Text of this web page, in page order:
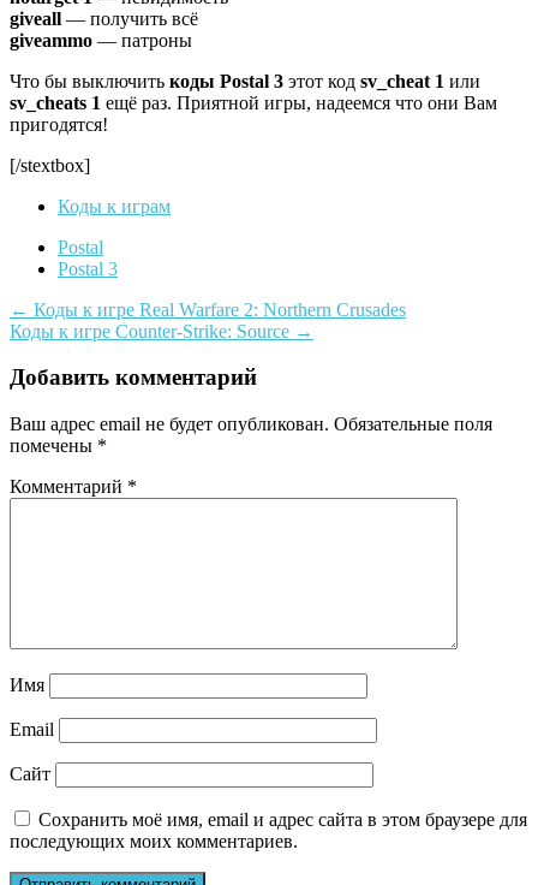
giveall — получить всё
giveammo — патроны
Что бы выключить коды Postal 3 этот код sv_cheat 1 или
sv_cheats 1 ещё раз. Приятной игры, надеемся что они Вам
пригодятся!
[/stextbox]
Коды к играм
Postal
Postal 3
Навигация
по
записям
← Коды к игре Real Warfare 2: Northern Crusades
Коды к игре Counter-Strike: Source →
Добавить комментарий
Ваш адрес email не будет опубликован. Обязательные поля
помечены *
Комментарий *
Имя
Email
Сайт
Сохранить моё имя, email и адрес сайта в этом браузере для
последующих моих комментариев.